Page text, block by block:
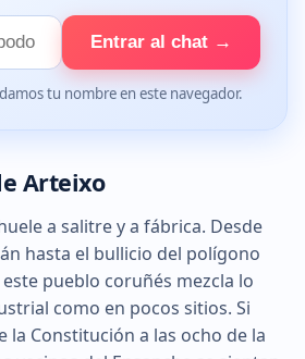
Entrar al chat →
tu nombre en este navegador.
Arteixo
a salitre y a fábrica. Desde
hasta el bullicio del polígono
pueblo coruñés mezcla lo
como en pocos sitios. Si
la Constitución a las ocho de la